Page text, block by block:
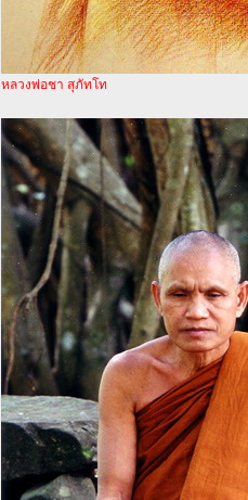
หลวงพ่อชา สุภัทโท